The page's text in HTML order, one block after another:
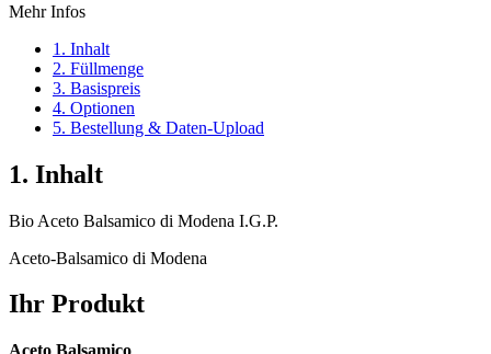
Mehr Infos
1. Inhalt
2. Füllmenge
3. Basispreis
4. Optionen
5. Bestellung & Daten-Upload
1. Inhalt
Bio Aceto Balsamico di Modena I.G.P.
Aceto-Balsamico di Modena
Ihr Produkt